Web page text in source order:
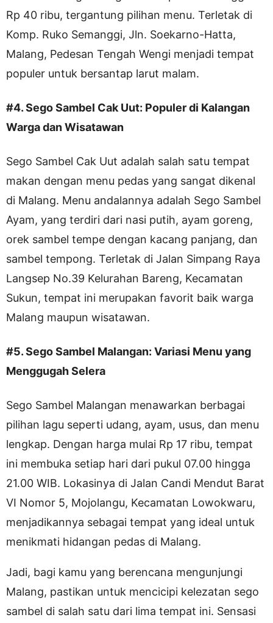
Rp 40 ribu, tergantung pilihan menu. Terletak di
Komp. Ruko Semanggi, Jln. Soekarno-Hatta,
Malang, Pedesan Tengah Wengi menjadi tempat
populer untuk bersantap larut malam.
#4. Sego Sambel Cak Uut: Populer di Kalangan
Warga dan Wisatawan
Sego Sambel Cak Uut adalah salah satu tempat
makan dengan menu pedas yang sangat dikenal
di Malang. Menu andalannya adalah Sego Sambel
Ayam, yang terdiri dari nasi putih, ayam goreng,
orek sambel tempe dengan kacang panjang, dan
sambel tempong. Terletak di Jalan Simpang Raya
Langsep No.39 Kelurahan Bareng, Kecamatan
Sukun, tempat ini merupakan favorit baik warga
Malang maupun wisatawan.
#5. Sego Sambel Malangan: Variasi Menu yang
Menggugah Selera
Sego Sambel Malangan menawarkan berbagai
pilihan lagu seperti udang, ayam, usus, dan menu
lengkap. Dengan harga mulai Rp 17 ribu, tempat
ini membuka setiap hari dari pukul 07.00 hingga
21.00 WIB. Lokasinya di Jalan Candi Mendut Barat
VI Nomor 5, Mojolangu, Kecamatan Lowokwaru,
menjadikannya sebagai tempat yang ideal untuk
menikmati hidangan pedas di Malang.
Jadi, bagi kamu yang berencana mengunjungi
Malang, pastikan untuk mencicipi kelezatan sego
sambel di salah satu dari lima tempat ini. Sensasi